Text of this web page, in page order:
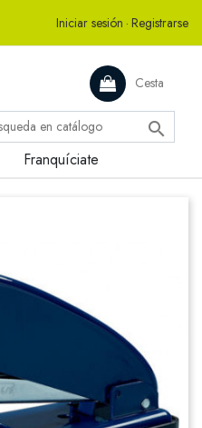
Iniciar sesión · Registrarse
Cesta

Franquíciate